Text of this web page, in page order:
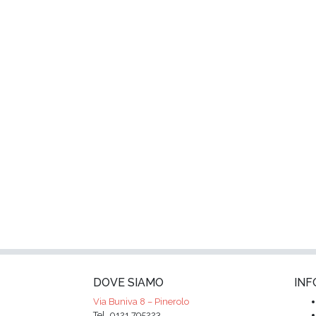
DOVE SIAMO
Via Buniva 8 – Pinerolo